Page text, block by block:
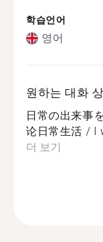
학습언어
영어
원하는 대화
日常の出来事
论日常生活 / I
더 보기